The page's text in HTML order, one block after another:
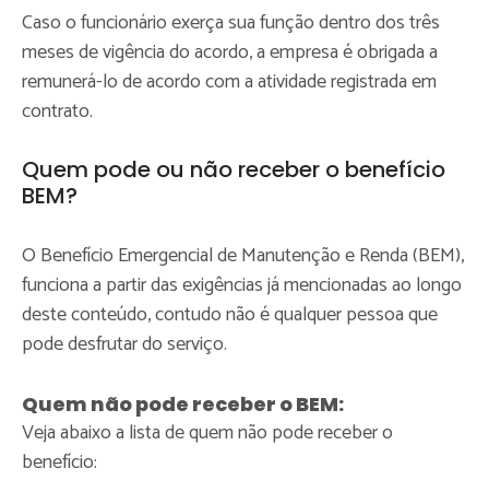
Caso o funcionário exerça sua função dentro dos três
meses de vigência do acordo, a empresa é obrigada a
remunerá-lo de acordo com a atividade registrada em
contrato.
Quem pode ou não receber o benefício
BEM?
O Benefício Emergencial de Manutenção e Renda (BEM),
funciona a partir das exigências já mencionadas ao longo
deste conteúdo, contudo não é qualquer pessoa que
pode desfrutar do serviço.
Quem nãopode receber o BEM:
Veja abaixo a lista de quem não pode receber o
benefício: